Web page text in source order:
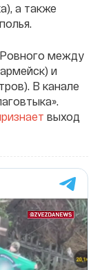
а также
Ровного между
и
В канале
выход